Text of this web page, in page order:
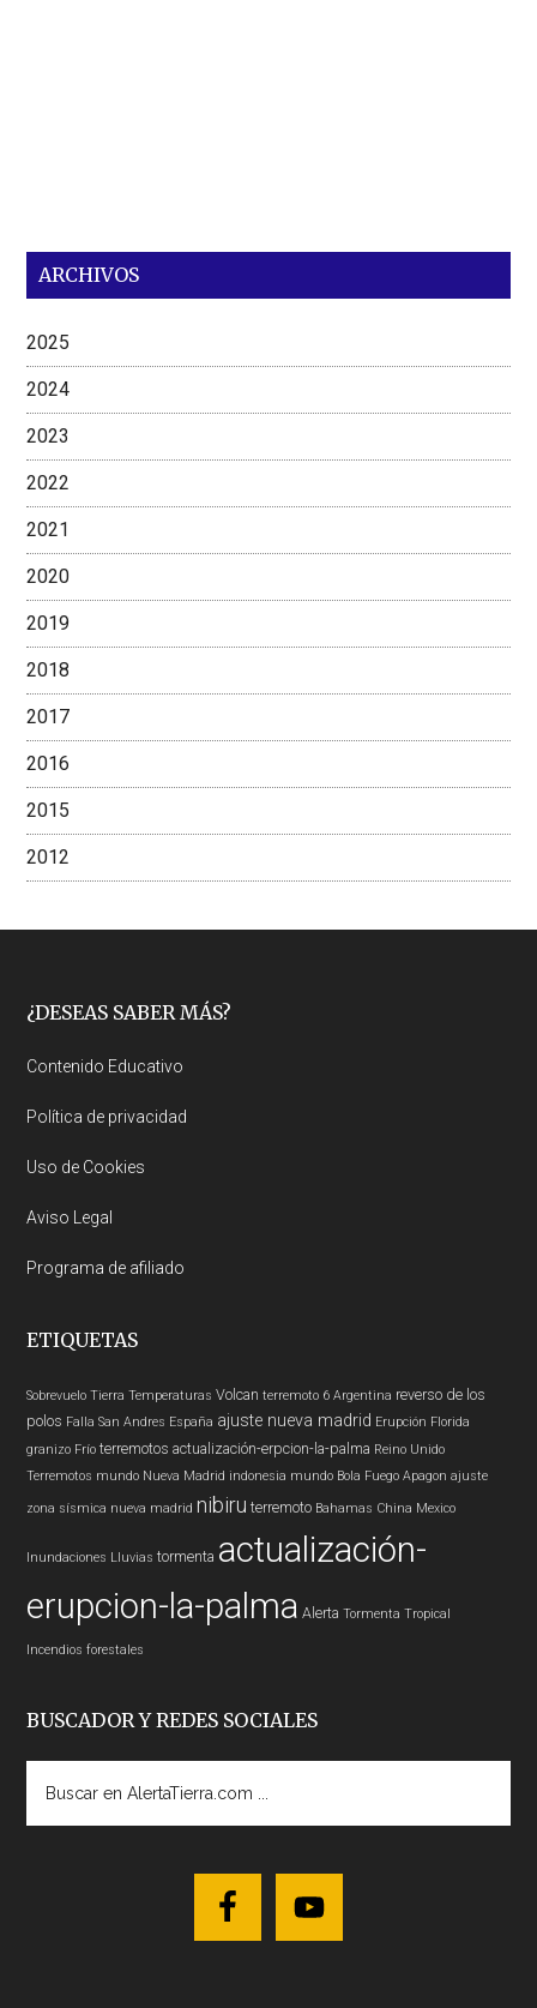
ARCHIVOS
2025
2024
2023
2022
2021
2020
2019
2018
2017
2016
2015
2012
Footer
¿DESEAS SABER MÁS?
Contenido Educativo
Política de privacidad
Uso de Cookies
Aviso Legal
Programa de afiliado
ETIQUETAS
Sobrevuelo Tierra Temperaturas Volcan terremoto 6 Argentina reverso de los
polos Falla San Andres España ajuste nueva madrid Erupción Florida
granizo Frío terremotos actualización-erpcion-la-palma Reino Unido
Terremotos mundo Nueva Madrid indonesia mundo Bola Fuego Apagon ajuste
zona sísmica nueva madrid nibiru terremoto Bahamas China Mexico
Inundaciones Lluvias tormenta actualización-
erupcion-la-palma Alerta Tormenta Tropical
Incendios forestales
BUSCADOR Y REDES SOCIALES
AlertaTierra.com